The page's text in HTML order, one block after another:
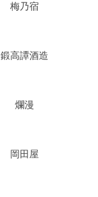
梅乃宿
鍛高譚酒造
爛漫
岡田屋